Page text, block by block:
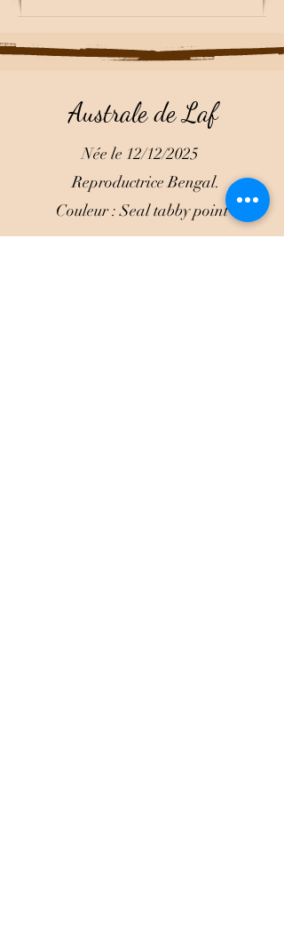
Australe de Laf
Née le 12/12/2025
Reproductrice Bengal.
Couleur : Seal tabby point